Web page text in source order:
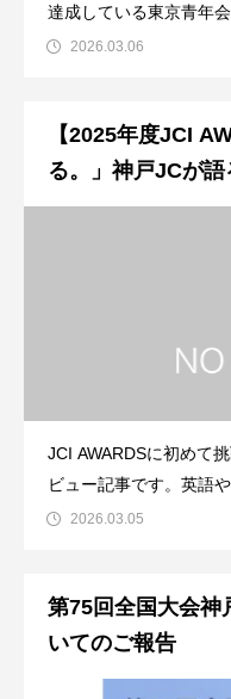
達成している東京青年
たらいい」ではなく「
もの”と捉える東京JC
2026.03.06
【2025年度JCI
る。」神戸JCが
JCI AWARDSに初めて
ビュー記事です。英語
で、実際に挑戦して見
る。」その一歩が生ん
2026.03.05
第75回全国大会神
いてのご報告